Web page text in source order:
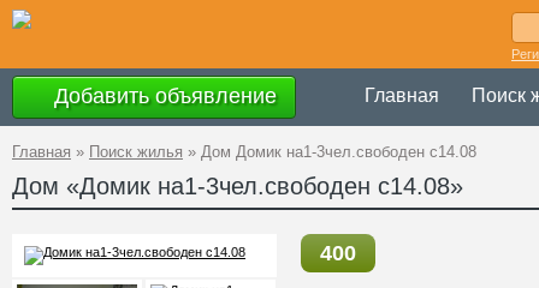
Добавить объявление Главная Поиск
Главная » Поиск жилья » Дом Домик на1-3чел.свободен с14.08
Дом «Домик на1-3чел.свободен с14.08»
400